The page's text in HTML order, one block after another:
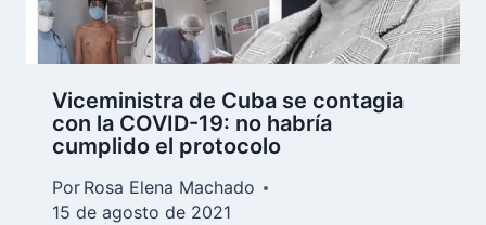
Viceministra de Cuba se contagia
con la COVID-19: no habría
cumplido el protocolo
Por Rosa Elena Machado
15 de agosto de 2021